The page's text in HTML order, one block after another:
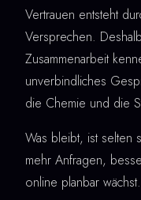
Vertrauen entsteht
Versprechen.
Zusammenarbeit
unverbindliches
die Chemie und die
Was bleibt, ist selten
mehr Anfragen,
online planbar wächst.